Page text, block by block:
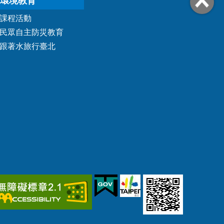
課程活動
民眾自主防災教育
跟著水旅行臺北